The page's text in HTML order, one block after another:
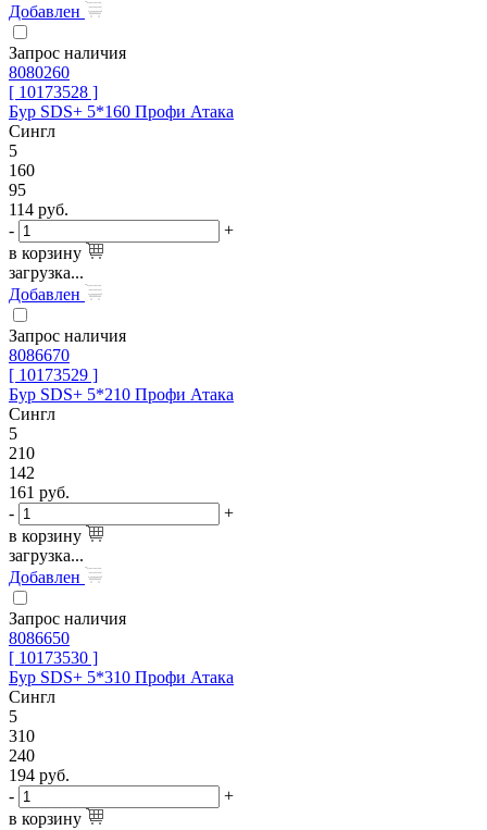
Добавлен
Запрос наличия
8080260
[ 10173528 ]
Бур SDS+ 5*160 Профи Атака
Сингл
5
160
95
114 руб.
-
+
в корзину
загрузка...
Добавлен
Запрос наличия
8086670
[ 10173529 ]
Бур SDS+ 5*210 Профи Атака
Сингл
5
210
142
161 руб.
-
+
в корзину
загрузка...
Добавлен
Запрос наличия
8086650
[ 10173530 ]
Бур SDS+ 5*310 Профи Атака
Сингл
5
310
240
194 руб.
-
+
в корзину